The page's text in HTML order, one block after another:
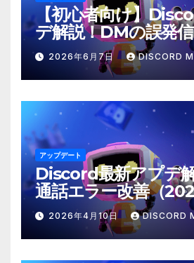
【初心者向け】
デ解説！DMの誤発
は？
2026年6月7日 DISCORD
アップデート
Discord最新アプデ
通話エラー改善（
2026年4月10日 DISCORD